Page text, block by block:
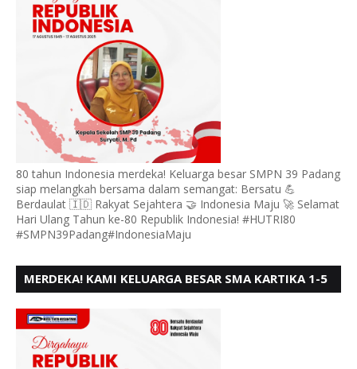
80 tahun Indonesia merdeka! Keluarga besar SMPN 39 Padang
siap melangkah bersama dalam semangat: Bersatu 💪
Berdaulat 🇮🇩 Rakyat Sejahtera 🤝 Indonesia Maju 🚀 Selamat
Hari Ulang Tahun ke-80 Republik Indonesia! #HUTRI80
#SMPN39Padang#IndonesiaMaju
MERDEKA! KAMI KELUARGA BESAR SMA KARTIKA 1-5
BERSATU BERD